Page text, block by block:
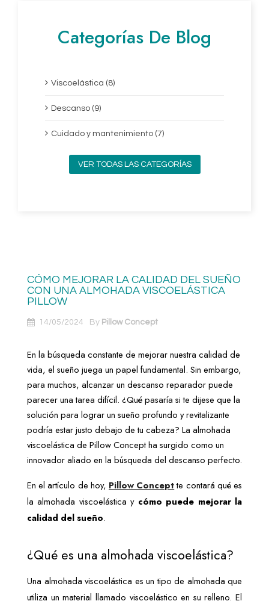
Categorías De Blog
Viscoelástica (8)
Descanso (9)
Cuidado y mantenimiento (7)
VER TODAS LAS CATEGORÍAS
CÓMO MEJORAR LA CALIDAD DEL SUEÑO
CON UNA ALMOHADA VISCOELÁSTICA
PILLOW
14/05/2024 By Pillow Concept
En la búsqueda constante de mejorar nuestra calidad de
vida, el sueño juega un papel fundamental. Sin embargo,
para muchos, alcanzar un descanso reparador puede
parecer una tarea difícil. ¿Qué pasaría si te dijese que la
solución para lograr un sueño profundo y revitalizante
podría estar justo debajo de tu cabeza? La almohada
viscoelástica de Pillow Concept ha surgido como un
innovador aliado en la búsqueda del descanso perfecto.
En el artículo de hoy, Pillow Concept te contará qué es
la almohada viscoelástica y cómo puede mejorar la
calidad del sueño.
¿Qué es una almohada viscoelástica?
Una almohada viscoelástica es un tipo de almohada que
utiliza un material llamado viscoelástico en su relleno. El